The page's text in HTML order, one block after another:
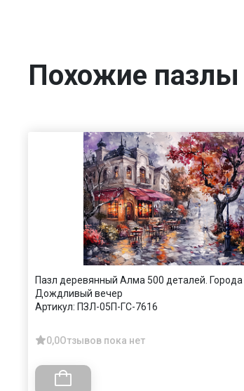
Похожие пазлы
Пазл деревянный Алма 500 деталей. Города
Дождливый вечер
Артикул: ПЗЛ-05П-ГС-7616
0,0Отзывов пока нет